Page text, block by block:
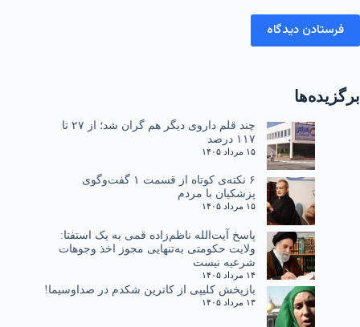
فرستادن دیدگاه
برگزیده‌ها
چند قلم داروی دیگر هم گران شد؛ از ۲۷ تا
۱۱۷ درصد
۱۵ مرداد ۱۴۰۵
۶ نکته‌ی کوتاه از قسمت ۱ گفت‌وگوی
پزشکیان با مردم
۱۵ مرداد ۱۴۰۵
پاسخ آیت‌الله ناظم‌زاده قمی به یک استفتا:
ولایت حکومتی به‌تنهایی مجوز اخذ وجوهات
شرعیه نیست
۱۴ مرداد ۱۴۰۵
بازپخش کلیپی از کاترین شکدم در صداوسیما!
۱۳ مرداد ۱۴۰۵